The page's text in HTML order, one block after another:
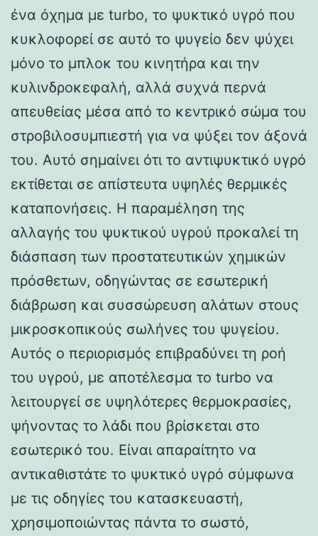
ένα όχημα με turbo, το ψυκτικό υγρό που
κυκλοφορεί σε αυτό το ψυγείο δεν ψύχει
μόνο το μπλοκ του κινητήρα και την
κυλινδροκεφαλή, αλλά συχνά περνά
απευθείας μέσα από το κεντρικό σώμα του
στροβιλοσυμπιεστή για να ψύξει τον άξονά
του. Αυτό σημαίνει ότι το αντιψυκτικό υγρό
εκτίθεται σε απίστευτα υψηλές θερμικές
καταπονήσεις. Η παραμέληση της
αλλαγής του ψυκτικού υγρού προκαλεί τη
διάσπαση των προστατευτικών χημικών
πρόσθετων, οδηγώντας σε εσωτερική
διάβρωση και συσσώρευση αλάτων στους
μικροσκοπικούς σωλήνες του ψυγείου.
Αυτός ο περιορισμός επιβραδύνει τη ροή
του υγρού, με αποτέλεσμα το turbo να
λειτουργεί σε υψηλότερες θερμοκρασίες,
ψήνοντας το λάδι που βρίσκεται στο
εσωτερικό του. Είναι απαραίτητο να
αντικαθιστάτε το ψυκτικό υγρό σύμφωνα
με τις οδηγίες του κατασκευαστή,
χρησιμοποιώντας πάντα το σωστό,